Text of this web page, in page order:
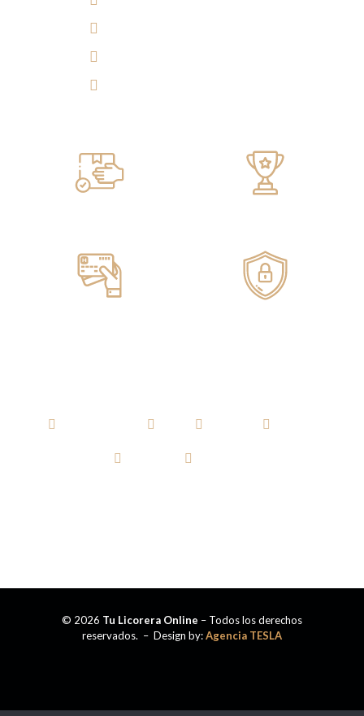
© 2026 Tu Licorera Online – Todos los derechos
reservados. – Design by:Agencia TESLA